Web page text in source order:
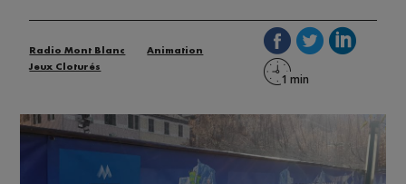
Radio Mont Blanc
Animation
Jeux Cloturés